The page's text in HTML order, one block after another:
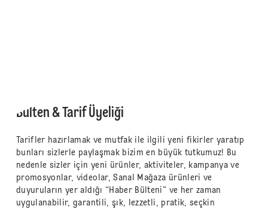
Bülten & Tarif Üyeliği
Tarifler hazırlamak ve mutfak ile ilgili yeni fikirler yaratıp
bunları sizlerle paylaşmak bizim en büyük tutkumuz! Bu
nedenle sizler için yeni ürünler, aktiviteler, kampanya ve
promosyonlar, videolar, Sanal Mağaza ürünleri ve
duyuruların yer aldığı “Haber Bülteni” ve her zaman
uygulanabilir, garantili, şık, lezzetli, pratik, seçkin